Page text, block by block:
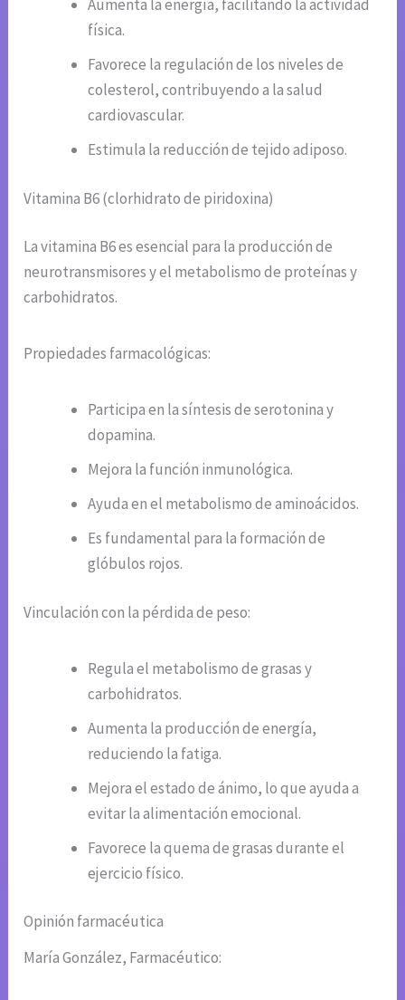
Aumenta la energía, facilitando la actividad
física.
Favorece la regulación de los niveles de
colesterol, contribuyendo a la salud
cardiovascular.
Estimula la reducción de tejido adiposo.
Vitamina B6 (clorhidrato de piridoxina)
La vitamina B6 es esencial para la producción de
neurotransmisores y el metabolismo de proteínas y
carbohidratos.
Propiedades farmacológicas:
Participa en la síntesis de serotonina y
dopamina.
Mejora la función inmunológica.
Ayuda en el metabolismo de aminoácidos.
Es fundamental para la formación de
glóbulos rojos.
Vinculación con la pérdida de peso:
Regula el metabolismo de grasas y
carbohidratos.
Aumenta la producción de energía,
reduciendo la fatiga.
Mejora el estado de ánimo, lo que ayuda a
evitar la alimentación emocional.
Favorece la quema de grasas durante el
ejercicio físico.
Opinión farmacéutica
María González, Farmacéutico: